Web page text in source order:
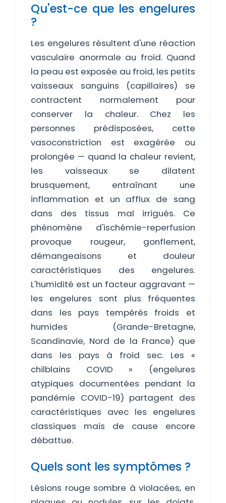
Qu'est-ce que les engelures
?
Les engelures résultent d'une réaction
vasculaire anormale au froid. Quand
la peau est exposée au froid, les petits
vaisseaux sanguins (capillaires) se
contractent normalement pour
conserver la chaleur. Chez les
personnes prédisposées, cette
vasoconstriction est exagérée ou
prolongée — quand la chaleur revient,
les vaisseaux se dilatent
brusquement, entraînant une
inflammation et un afflux de sang
dans des tissus mal irrigués. Ce
phénomène d'ischémie-reperfusion
provoque rougeur, gonflement,
démangeaisons et douleur
caractéristiques des engelures.
L'humidité est un facteur aggravant —
les engelures sont plus fréquentes
dans les pays tempérés froids et
humides (Grande-Bretagne,
Scandinavie, Nord de la France) que
dans les pays à froid sec. Les «
chilblains COVID » (engelures
atypiques documentées pendant la
pandémie COVID-19) partagent des
caractéristiques avec les engelures
classiques mais de cause encore
débattue.
Quels sont les symptômes ?
Lésions rouge sombre à violacées, en